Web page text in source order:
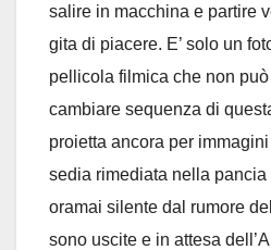
salire in macchina e partire
gita di piacere. E’ solo un
pellicola filmica che non
cambiare sequenza di
proietta ancora per
sedia rimediata nella
oramai silente dal rumore
sono uscite e in attesa